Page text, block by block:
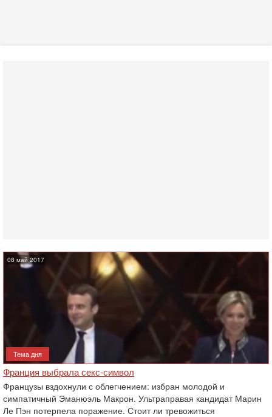
08 май 2017
Тема дня
Франция выбрала секс-символ
Французы вздохнули с облегчением: избран молодой и
симпатичный Эманюэль Макрон. Ультраправая кандидат Марин
Ле Пэн потерпела поражение. Стоит ли тревожиться